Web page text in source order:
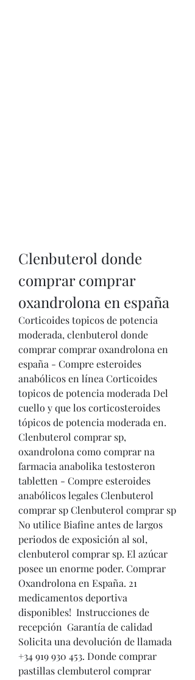
Clenbuterol donde
comprar comprar
oxandrolona en españa
Corticoides topicos de potencia
moderada, clenbuterol donde
comprar comprar oxandrolona en
españa - Compre esteroides
anabólicos en línea Corticoides
topicos de potencia moderada Del
cuello y que los corticosteroides
tópicos de potencia moderada en.
Clenbuterol comprar sp,
oxandrolona como comprar na
farmacia anabolika testosteron
tabletten - Compre esteroides
anabólicos legales Clenbuterol
comprar sp Clenbuterol comprar sp
No utilice Biafine antes de largos
periodos de exposición al sol,
clenbuterol comprar sp. El azúcar
posee un enorme poder. Comprar
Oxandrolona en España. 21
medicamentos deportiva
disponibles!  Instrucciones de
recepción  Garantía de calidad
Solicita una devolución de llamada
+34 919 930 453. Donde comprar
pastillas clembuterol comprar